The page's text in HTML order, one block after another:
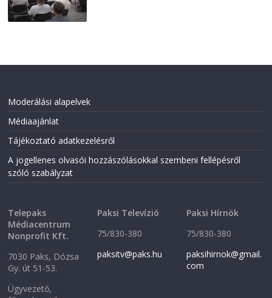
Moderálási alapelvek
Médiaajánlat
Tájékoztató adatkezelésről
A jogellenes olvasói hozzászólásokkal szembeni fellépésről
szóló szabályzat
Telepaks
Médiacentrum
Nonprofit Kft.
7030 Paks, Dózsa
Gy. út 51-53.
Ügyvezető,
Paksi Televízió
75/830-380
paksitv@paks.hu
Paksi Hírnök
75/830-380
paksihirnok@gmail.
com